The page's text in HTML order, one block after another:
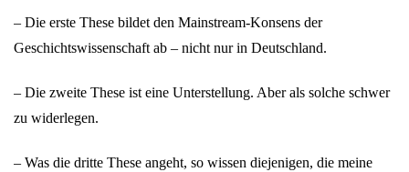
– Die erste These bildet den Mainstream-Konsens der
Geschichtswissenschaft ab – nicht nur in Deutschland.
– Die zweite These ist eine Unterstellung. Aber als solche schwer
zu widerlegen.
– Was die dritte These angeht, so wissen diejenigen, die meine